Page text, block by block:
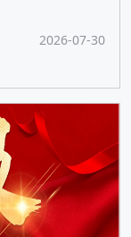
2026-07-30